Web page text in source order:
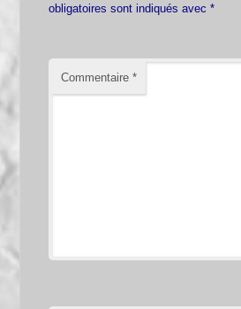
obligatoires sont indiqués avec*
Commentaire*